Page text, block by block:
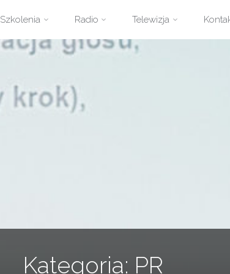
Szkolenia Radio Telewizja
Kategoria: PR